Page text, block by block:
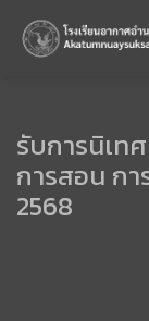
รับการนิเท
การสอน ก
2568